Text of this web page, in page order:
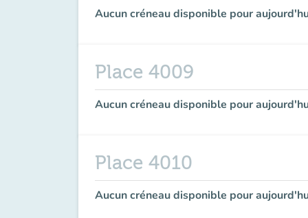
Aucun créneau disponible pour
Place 4009
Aucun créneau disponible pour
Place 4010
Aucun créneau disponible pour